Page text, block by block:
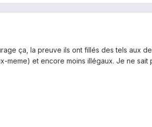
ça, la preuve ils ont fillés des tels aux
et encore moins illégaux. Je ne sait